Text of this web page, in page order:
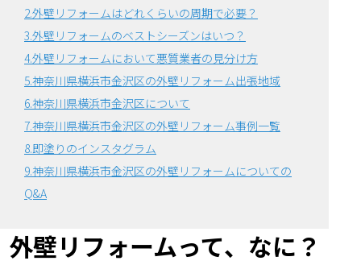
2.外壁リフォームはどれくらいの周期で必要？
3.外壁リフォームのベストシーズンはいつ？
4.外壁リフォームにおいて悪質業者の見分け方
5.神奈川県横浜市金沢区の外壁リフォーム出張地域
6.神奈川県横浜市金沢区について
7.神奈川県横浜市金沢区の外壁リフォーム事例一覧
8.即塗りのインスタグラム
9.神奈川県横浜市金沢区の外壁リフォームについての
Q&A
外壁リフォームって、なに？